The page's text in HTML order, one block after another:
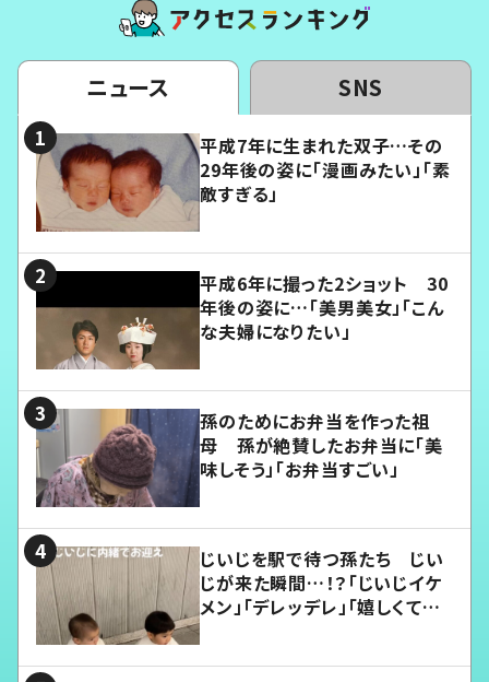
ニュース SNS
平成7年に生まれた双子…その
29年後の姿に「漫画みたい」「素
敵すぎる」
平成6年に撮った2ショット 30
年後の姿に…「美男美女」「こん
な夫婦になりたい」
孫のためにお弁当を作った祖
母 孫が絶賛したお弁当に「美
味しそう」「お弁当すごい」
じいじを駅で待つ孫たち じい
じが来た瞬間…！？「じいじイケ
メン」「デレッデレ」「嬉しくて可